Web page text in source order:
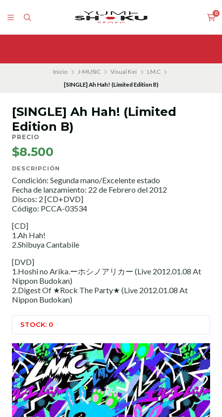
0
Inicio J-MUSIC Visual Kei
LM.C
[SINGLE] Ah Hah! (Limited Edition B)
[SINGLE] Ah Hah! (Limited
Edition B)
PRECIO
$8.500
DESCRIPCIÓN
Condición: Segunda mano/Excelente estado
Fecha de lanzamiento: 22 de Febrero del 2012
Discos: 2 [CD+DVD]
Código: PCCA-03534
[CD]
1.Ah Hah!
2.Shibuya Cantabile
[DVD]
1.Hoshi no Arika.ーホシノアリカー (Live 2012.01.08 At
Nippon Budokan)
2.Digest Of ★Rock The Party★ (Live 2012.01.08 At
Nippon Budokan)
STOCK: 0